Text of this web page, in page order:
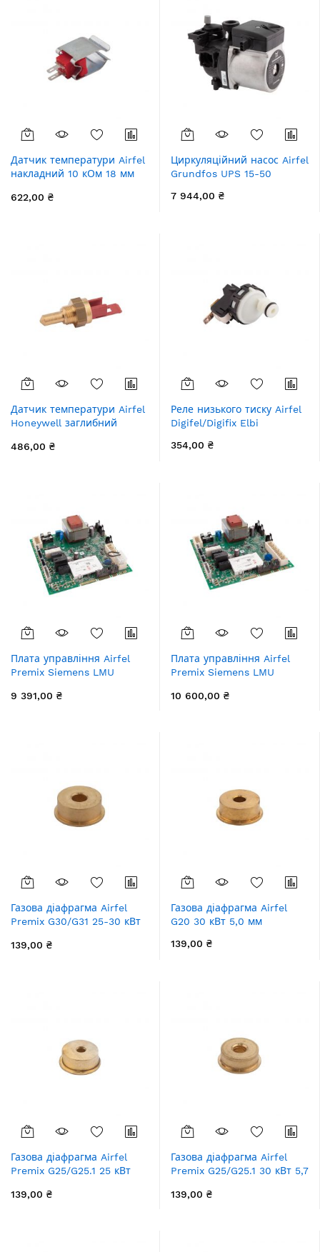
Датчик температури Airfel
накладний 10 кОм 18 мм
622,00 ₴
Циркуляційний насос Airfel
Grundfos UPS 15-50
7 944,00 ₴
Датчик температури Airfel
Honeywell заглибний
486,00 ₴
Реле низького тиску Airfel
Digifel/Digifix Elbi
354,00 ₴
Плата управління Airfel
Premix Siemens LMU
9 391,00 ₴
Плата управління Airfel
Premix Siemens LMU
10 600,00 ₴
Газова діафрагма Airfel
Premix G30/G31 25-30 кВт
139,00 ₴
Газова діафрагма Airfel
G20 30 кВт 5,0 мм
139,00 ₴
Газова діафрагма Airfel
Premix G25/G25.1 25 кВт
139,00 ₴
Газова діафрагма Airfel
Premix G25/G25.1 30 кВт 5,7
139,00 ₴